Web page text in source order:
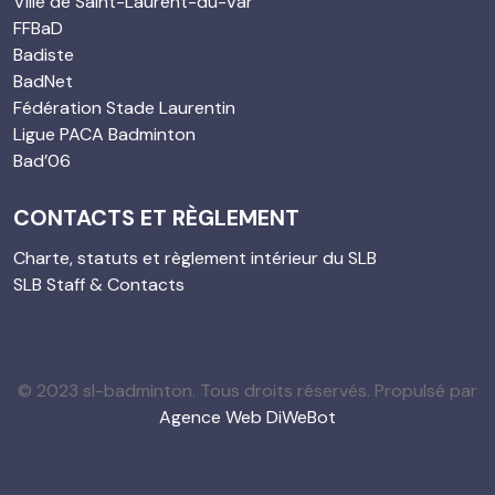
FFBaD
Badiste
BadNet
Fédération Stade Laurentin
Ligue PACA Badminton
Bad’06
CONTACTS ET RÈGLEMENT
Charte, statuts et règlement intérieur du SLB
SLB Staff & Contacts
© 2023 sl-badminton. Tous droits réservés. Propulsé par
Agence Web DiWeBot